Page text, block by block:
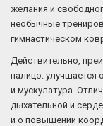
желания и
необычные
гимнастическом
Действительно,
налицо:
и мускулатура.
дыхательной и
и о повышении